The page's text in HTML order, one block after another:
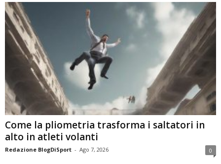
Come la pliometria trasforma i saltatori in
alto in atleti volanti
Redazione BlogDiSport - Ago 7, 2026 0